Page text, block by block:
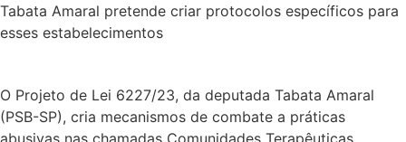
Tabata Amaral pretende criar protocolos específicos para
esses estabelecimentos
O Projeto de Lei 6227/23, da deputada Tabata Amaral
(PSB-SP), cria mecanismos de combate a práticas